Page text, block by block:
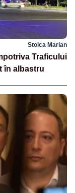
Stoica Marian
Traficului
în albastru